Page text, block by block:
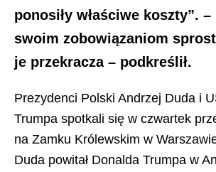
ponosiły właściwe koszty”.
swoim zobowiązaniom
je przekracza – podkreślił.
Prezydenci Polski Andrzej Duda i
Trumpa spotkali się w czwartek
na Zamku Królewskim w
Duda powitał Donalda Trumpa w